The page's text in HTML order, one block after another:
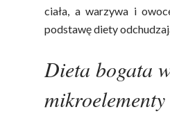
ciała, a warzywa i
podstawę diety
Dieta bogata